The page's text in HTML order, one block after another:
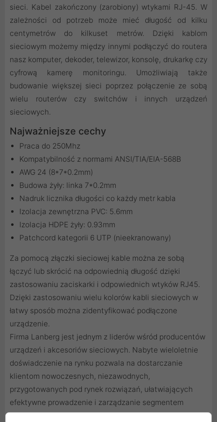
sieci. Kabel zakończony (zarobiony) wtykami RJ-45. W
zależności od potrzeb może mieć długość od kilku
centymetrów do kilkuset metrów. Dzięki kablom
sieciowym możemy między innymi podłączyć do routera
nasz komputer, dekoder, telewizor, konsolę, drukarkę czy
cyfrową kamerę monitoringu. Umożliwiają także
budowanie większej sieci poprzez połączenie ze sobą
wielu routerów czy switchów i innych urządzeń
sieciowych.
Najważniejsze cechy
Praca do 250Mhz
Kompatybilność z normami ANSI/TIA/EIA-568B
AWG 24 (8*7*0.2mm)
Budowa żyły: linka 7*0.2mm
Nadruk licznika długości co każdy metr kabla
Izolacja zewnętrzna PVC: 5.6mm
Izolacja HDPE żyły: 0.93mm
Patchcord kategorii 6 UTP (nieekranowany)
Za pomocą złączki sieciowej kable można ze sobą
łączyć lub skrócić na odpowiednią długość dzięki
zastosowaniu zaciskarki i odpowiednich wtyków RJ45.
Dzięki zastosowaniu wielu kolorów kabli sieciowych w
łatwy sposób można zidentyfikować podłączone
urządzenie.
Firma Lanberg jest jednym z liderów wśród producentów
urządzeń i akcesoriów sieciowych. Nabyte wieloletnie
doświadczenie na rynku pozwala na dostarczanie
klientom nowoczesnych, niezawodnych,
przygotowanych pod rynek rozwiązań, ułatwiających
efektywne prowadzenie i zarządzanie segmentem
sieciowym.